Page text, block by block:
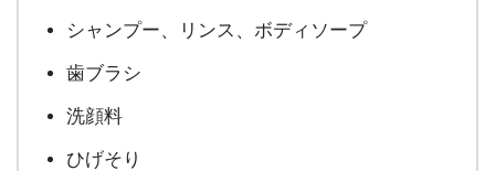
シャンプー、リンス、ボディソープ
歯ブラシ
洗顔料
ひげそり